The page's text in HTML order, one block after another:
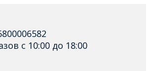
с 10:00 до 18:00